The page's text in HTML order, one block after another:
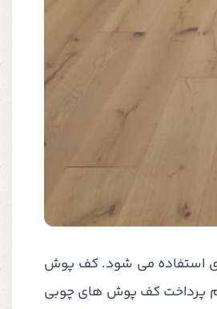
استفاده می شود. کف پوش
پرداخت کف پوش های چوبی